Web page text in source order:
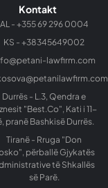
Kontakt
AL - +355 69 296 0004
KS - ‎+38345649002
lawfirm.com
Durrës - L.3, Qendra e
"Best.Co", Kati i 11-
pranë Bashkisë Durrës.
Tiranë - Rruga "Don
përballë Gjykatës
të Shkallës
së Parë.